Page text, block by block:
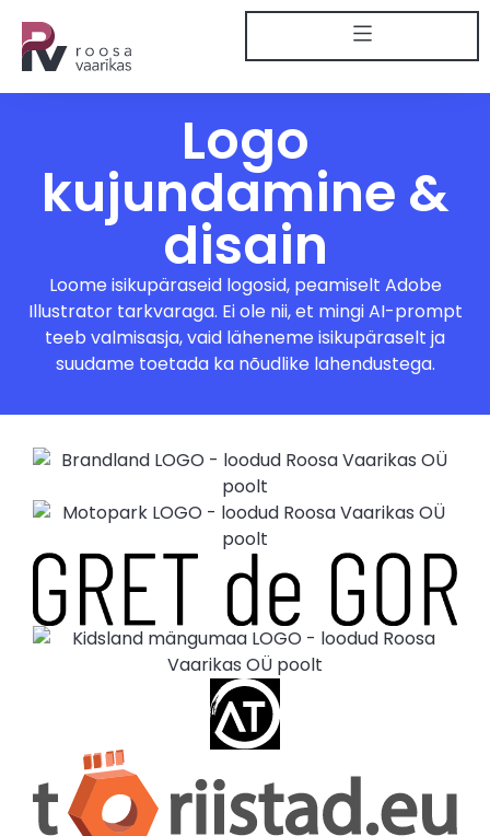
Logo
kujundamine &
disain
Loome isikupäraseid logosid, peamiselt Adobe
Illustrator tarkvaraga. Ei ole nii, et mingi AI-prompt
teeb valmisasja, vaid läheneme isikupäraselt ja
suudame toetada ka nõudlike lahendustega.